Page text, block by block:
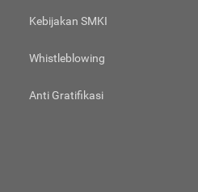
Kebijakan SMKI
Whistleblowing
Anti Gratifikasi